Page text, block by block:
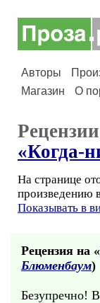
Авторы
Магазин
О
«Когда-
На странице
произведению
Показывать в
Рецензия на «
Блюменбаум)
Безупречно!